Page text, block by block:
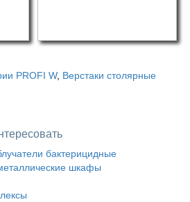
PROFI W, Верстаки столярные
бактерицидные
шкафы